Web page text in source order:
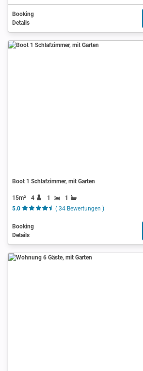
Booking
Details
Boot 1 Schlafzimmer, mit Garten
15m² 4 1
1
5.0
( 34 Bewertungen )
Booking
Details